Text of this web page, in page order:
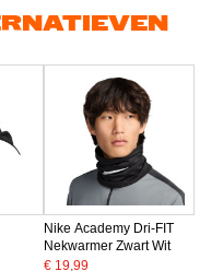
Nike Academy Dri-FIT
Nekwarmer Zwart Wit
€ 19,99